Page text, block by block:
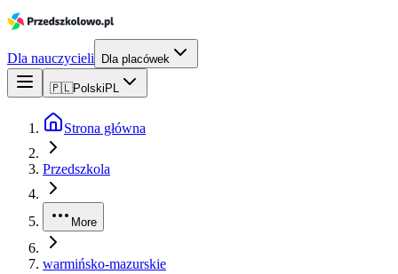
Dla nauczycieli Dla placówek
🇵🇱Polski PL
Strona główna
Przedszkola
More
warmińsko-mazurskie